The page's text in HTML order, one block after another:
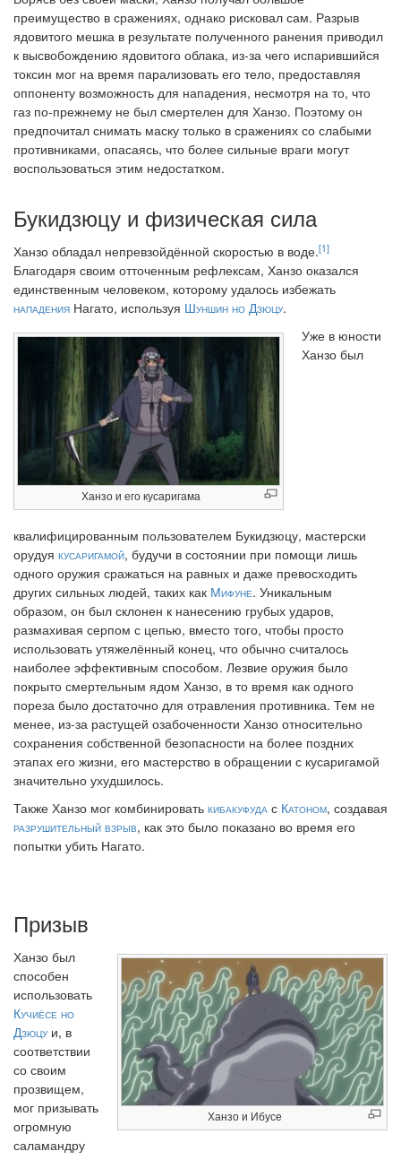
преимущество в сражениях, однако рисковал сам. Разрыв
ядовитого мешка в результате полученного ранения приводил
к высвобождению ядовитого облака, из-за чего испарившийся
токсин мог на время парализовать его тело, предоставляя
оппоненту возможность для нападения, несмотря на то, что
газ по-прежнему не был смертелен для Ханзо. Поэтому он
предпочитал снимать маску только в сражениях со слабыми
противниками, опасаясь, что более сильные враги могут
воспользоваться этим недостатком.
Букидзюцу и физическая сила
Ханзо обладал непревзойдённой скоростью в воде.[1]
Благодаря своим отточенным рефлексам, Ханзо оказался
единственным человеком, которому удалось избежать
нападения Нагато, используя Шуншин но Дзюцу.
Ханзо и его кусаригама
Уже в юности
Ханзо был
квалифицированным пользователем Букидзюцу, мастерски
орудуя кусаригамой, будучи в состоянии при помощи лишь
одного оружия сражаться на равных и даже превосходить
других сильных людей, таких как Мифуне. Уникальным
образом, он был склонен к нанесению грубых ударов,
размахивая серпом с цепью, вместо того, чтобы просто
использовать утяжелённый конец, что обычно считалось
наиболее эффективным способом. Лезвие оружия было
покрыто смертельным ядом Ханзо, в то время как одного
пореза было достаточно для отравления противника. Тем не
менее, из-за растущей озабоченности Ханзо относительно
сохранения собственной безопасности на более поздних
этапах его жизни, его мастерство в обращении с кусаригамой
значительно ухудшилось.
Также Ханзо мог комбинировать кибакуфуда с Катоном, создавая
разрушительный взрыв, как это было показано во время его
попытки убить Нагато.
Призыв
Ханзо и Ибусе
Ханзо был
способен
использовать
Кучиёсе но
Дзюцуи, в
соответствии
со своим
прозвищем,
мог призывать
огромную
саламандру